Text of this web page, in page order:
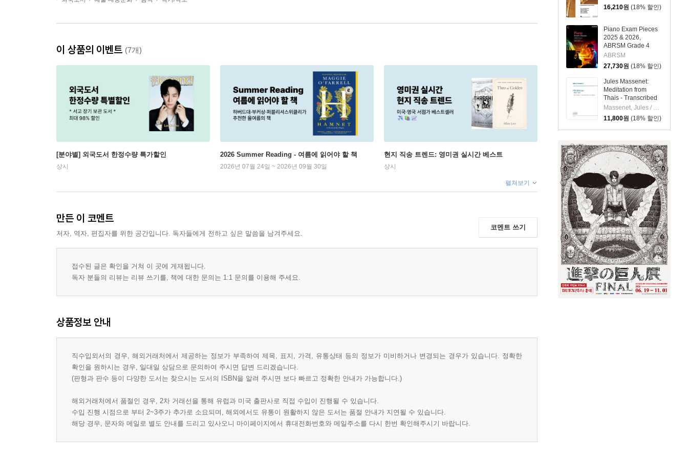
16,210원 (18% 할인)
Piano Exam Pieces
2025 & 2026,
ABRSM Grade 4
ABRSM
27,730원 (18% 할인)
Jules Massenet:
Meditation from
Thais - Transcribed
for Piano by Andrew
Von Oeyen
Massenet, Jules / Von Oeyen, Andrew
11,800원 (18% 할인)
이 상품의 이벤트 (7개)
[분야별] 외국도서 한정수량 특가할인
상시
2026 Summer Reading - 여름에 읽어야 할 책
2026년 07월 24일 ~ 2026년 09월 30일
현지 직송 트렌드: 영미권 실시간 베스트
상시
펼쳐보기
만든 이 코멘트
저자, 역자, 편집자를 위한 공간입니다. 독자들에게 전하고 싶은 말씀을 남겨주세요.
코멘트 쓰기
접수된 글은 확인을 거쳐 이 곳에 게재됩니다.
독자 분들의 리뷰는 리뷰 쓰기를, 책에 대한 문의는 1:1 문의를 이용해 주세요.
상품정보 안내
직수입외서의 경우, 해외거래처에서 제공하는 정보가 부족하여 제목, 표지, 가격, 유통상태 등의 정보가 미비하거나 변경되는 경우가 있습니다. 정확한
확인을 원하시는 경우, 일대일 상담으로 문의하여 주시면 답변 드리겠습니다.
(판형과 판수 등이 다양한 도서는 찾으시는 도서의 ISBN을 알려 주시면 보다 빠르고 정확한 안내가 가능합니다.)
해외거래처에서 품절인 경우, 2차 거래선을 통해 유럽과 미국 출판사로 직접 수입이 진행될 수 있습니다.
수입 진행 시점으로 부터 2~3주가 추가로 소요되며, 해외에서도 유통이 원활하지 않은 도서는 품절 안내가 지연될 수 있습니다.
해당 경우, 문자와 메일로 별도 안내를 드리고 있사오니 마이페이지에서 휴대전화번호와 메일주소를 다시 한번 확인해주시기 바랍니다.